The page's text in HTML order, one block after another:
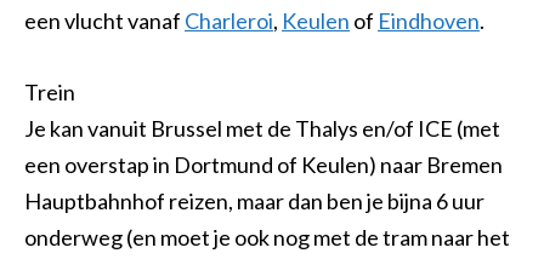
een vlucht vanaf Charleroi, Keulen of Eindhoven.
Trein
Je kan vanuit Brussel met de Thalys en/of ICE (met
een overstap in Dortmund of Keulen) naar Bremen
Hauptbahnhof reizen, maar dan ben je bijna 6 uur
onderweg (en moet je ook nog met de tram naar het